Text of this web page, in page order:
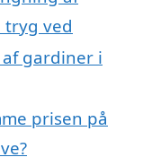
ved
gardiner i
prisen på